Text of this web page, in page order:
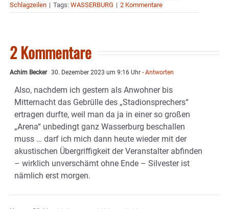
Schlagzeilen | Tags: WASSERBURG | 2 Kommentare
2 Kommentare
Achim Becker 30. Dezember 2023 um 9:16 Uhr - Antworten
Also, nachdem ich gestern als Anwohner bis
Mitternacht das Gebrülle des „Stadionsprechers“
ertragen durfte, weil man da ja in einer so großen
„Arena“ unbedingt ganz Wasserburg beschallen
muss … darf ich mich dann heute wieder mit der
akustischen Übergriffigkeit der Veranstalter abfinden
– wirklich unverschämt ohne Ende – Silvester ist
nämlich erst morgen.